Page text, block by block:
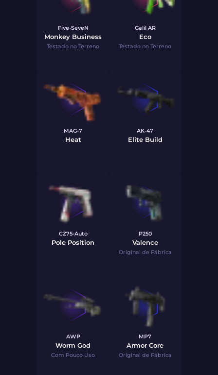
Five-SeveN
Monkey Business
Testado no Terreno
Galil AR
Eco
Testado no Terreno
MAG-7
Heat
AK-47
Elite Build
CZ75-Auto
Pole Position
P250
Valence
Original de Fábrica
AWP
Worm God
Com Pouco Uso
MP7
Armor Core
Original de Fábrica